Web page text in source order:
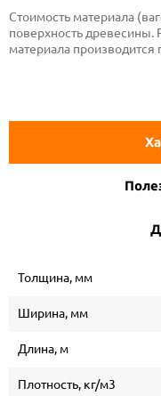
Стоимость материала
поверхность древесины.
материала производится
Толщина, мм
Ширина, мм
Длина, м
Плотность, кг/м3